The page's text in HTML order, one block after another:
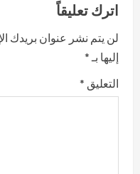
u
e
R
اترك تعليقاً
لن يتم نشر عنوان بريدك
إليها بـ *
التعليق *